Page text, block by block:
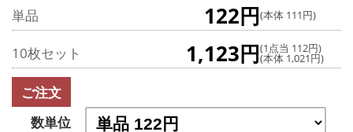
単品 122円(本体 111円)
10枚セット 1,123円(1点当 112円)
(本体 1,021円)
ご注文
数単位